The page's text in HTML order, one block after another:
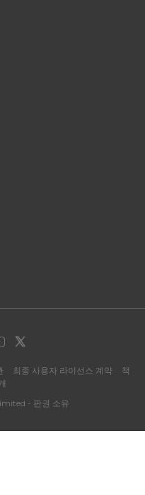
최종 사용자 라이선스 계약
책
- 판권 소유